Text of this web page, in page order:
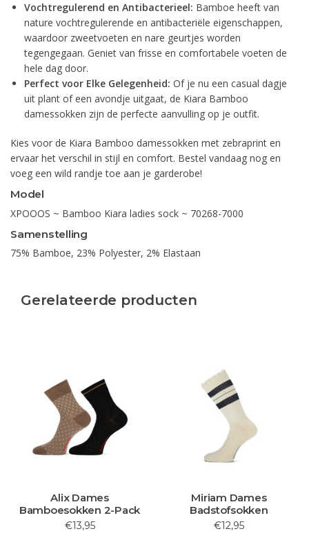
Vochtregulerend en Antibacterieel: Bamboe heeft van
nature vochtregulerende en antibacteriële eigenschappen,
waardoor zweetvoeten en nare geurtjes worden
tegengegaan. Geniet van frisse en comfortabele voeten de
hele dag door.
Perfect voor Elke Gelegenheid: Of je nu een casual dagje
uit plant of een avondje uitgaat, de Kiara Bamboo
damessokken zijn de perfecte aanvulling op je outfit.
Kies voor de Kiara Bamboo damessokken met zebraprint en
ervaar het verschil in stijl en comfort. Bestel vandaag nog en
voeg een wild randje toe aan je garderobe!
Model
XPOOOS ~ Bamboo Kiara ladies sock ~ 70268-7000
Samenstelling
75% Bamboe, 23% Polyester, 2% Elastaan
Gerelateerde producten
Alix Dames
Bamboesokken 2-Pack
€13,95
Miriam Dames
Badstofsokken
€12,95